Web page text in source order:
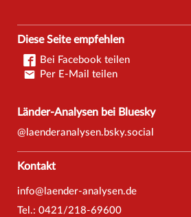
Diese Seite empfehlen
Bei Facebook teilen
Per E-Mail teilen
Länder-Analysen bei Bluesky
@laenderanalysen.bsky.social
Kontakt
info@laender-analysen.de
Tel.: 0421/218-69600